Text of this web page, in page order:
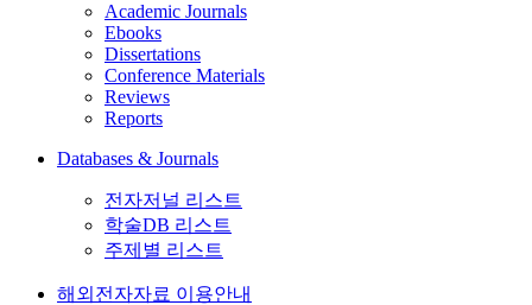
Academic Journals
Ebooks
Dissertations
Conference Materials
Reviews
Reports
Databases & Journals
전자저널 리스트
학술DB 리스트
주제별 리스트
해외전자자료 이용안내